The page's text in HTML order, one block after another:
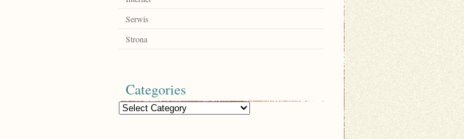
Serwis
Strona
Categories
Categories